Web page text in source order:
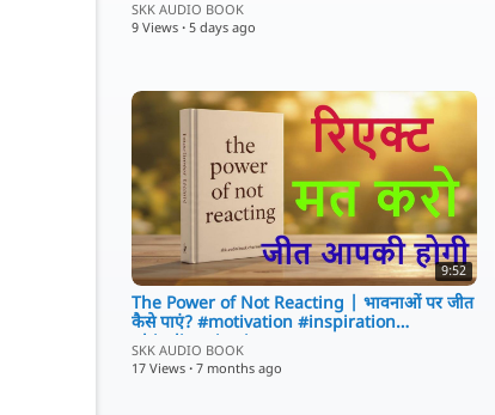
SKK AUDIO BOOK
9 Views · 5 days ago
9:52
The Power of Not Reacting | भावनाओं पर जीत
कैसे पाएं? #motivation #inspiration
#hindimotivation
SKK AUDIO BOOK
17 Views · 7 months ago